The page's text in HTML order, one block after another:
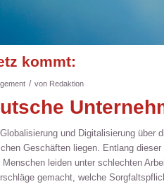
kommt:
/ von Redaktion
und Digitalisierung über
Geschäften liegen. Entlang
leiden unter schlechten
gemacht, welche